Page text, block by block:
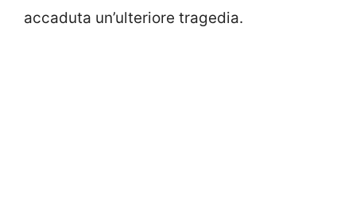
accaduta un’ulteriore tragedia.